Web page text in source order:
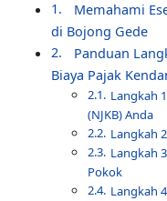
Memahami
di Bojong Gede
Panduan
Biaya Pajak
Langkah
(NJKB) Anda
Langkah
Langkah
Pokok
Langkah